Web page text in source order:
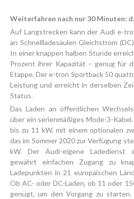
Weiterfahren nach nur 30 Minuten:
Auf Langstrecken kann der Audi e-
an Schnellladesäulen Gleichstrom
In einer knappen halben Stunde
Prozent ihrer Kapazität – genug für
Etappe. Der e-tron Sportback 50
Leistung und erreicht in derselben
Status.
Das Laden an öffentlichen
über ein serienmäßiges Mode-3-
bis zu 11 kW, mit einem optionalen
das im Sommer 2020 zur Verfügung
kW. Der Audi-eigene Ladedienst
gewährt einfachen Zugang zu
Ladepunkten in 21 europäischen
Ob AC- oder DC-Laden, ob 11 oder
genügt, um den Vorgang zu